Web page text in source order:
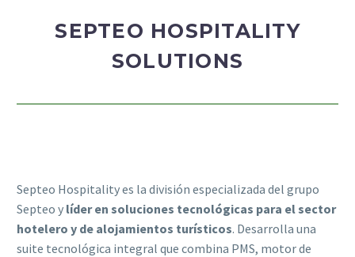
SEPTEO HOSPITALITY
SOLUTIONS
Septeo Hospitality es la división especializada del grupo
Septeo y líder en soluciones tecnológicas para el sector
hotelero y de alojamientos turísticos. Desarrolla una
suite tecnológica integral que combina PMS, motor de